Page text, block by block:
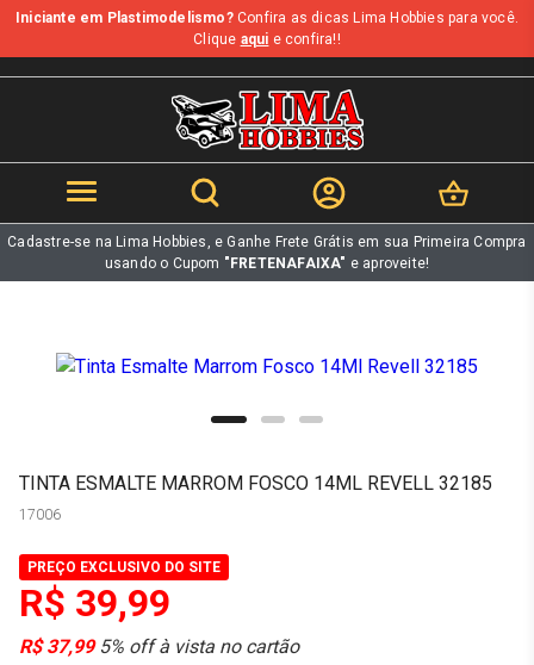
b
Iniciante em Plastimodelismo?Confira as dicas Lima Hobbies para você.
Clique aqui e confira!!
Cadastre-se na Lima Hobbies, e Ganhe Frete Grátis em sua Primeira Compra
usando o Cupom "FRETENAFAIXA" e aproveite!
TINTA ESMALTE MARROM FOSCO 14ML REVELL 32185
17006
PREÇO EXCLUSIVO DO SITE
R$ 39,99
R$ 37,995% off à vista no cartão